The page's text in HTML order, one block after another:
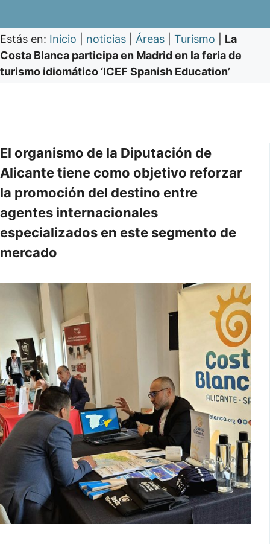
Estás en: Inicio noticias Áreas Turismo
La
Costa Blanca participa en Madrid en la feria de
turismo idiomático ‘ICEF Spanish Education’
El organismo de la Diputación de
Alicante tiene como objetivo reforzar
la promoción del destino entre
agentes internacionales
especializados en este segmento de
mercado